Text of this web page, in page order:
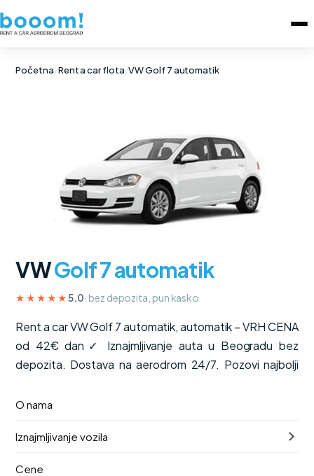
O nama
Iznajmljivanje vozila
Cene
Početna/Rent a car flota/VW Golf 7 automatik
VWGolf 7 automatik
★★★★★5.0· bez depozita, pun kasko
Rent a car VW Golf 7 automatik, automatik – VRH CENA
od 42€ dan✓ Iznajmljivanje auta u Beogradu bez
depozita. Dostava na aerodrom 24/7. Pozovi najbolji
€42 / dan
PDV, kasko osiguranje i neograničena kilometraža su